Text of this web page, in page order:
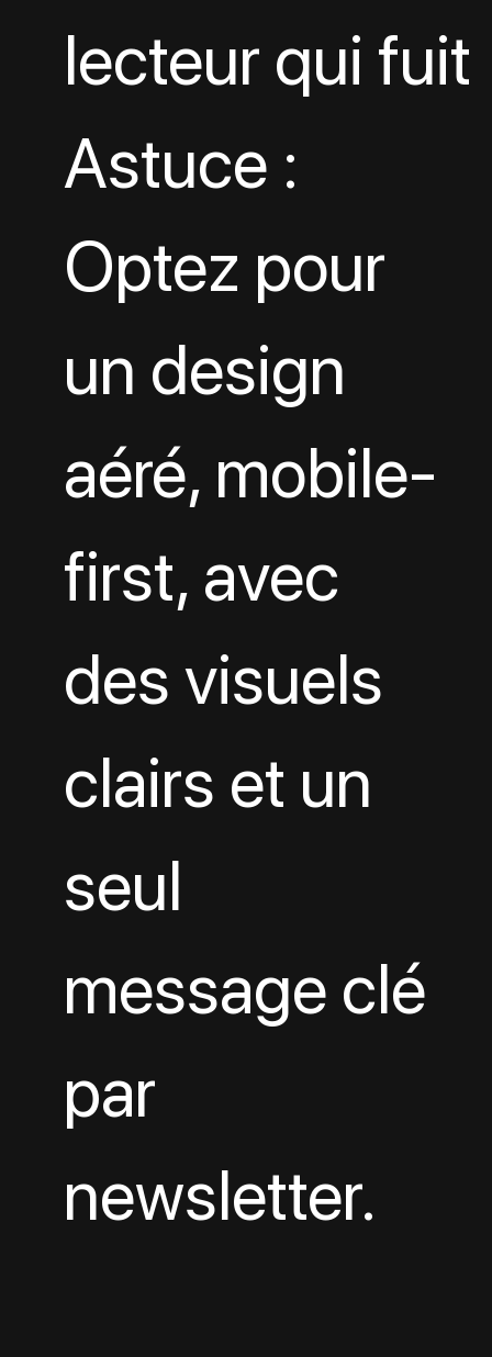
lecteur qui fuit
Astuce :
Optez pour
un design
aéré, mobile-
first, avec
des visuels
clairs et un
seul
message clé
par
newsletter.